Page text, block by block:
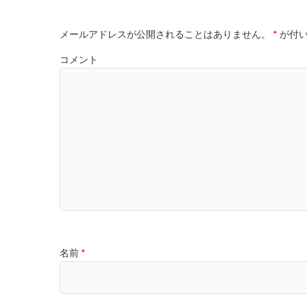
メールアドレスが公開されることはありません。 * が付
コメント
名前 *